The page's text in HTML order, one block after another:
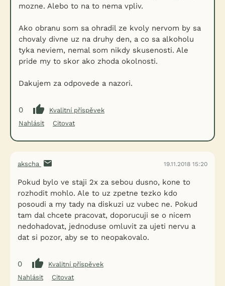
mozne. Alebo to na to nema vpliv.
Ako obranu som sa ohradil ze kvoly nervom by sa
chovaly divne uz na druhy den, a co sa alkoholu
tyka neviem, nemal som nikdy skusenosti. Ale
pride my to skor ako zhoda okolnosti.
Dakujem za odpovede a nazori.
0
Kvalitní příspěvek
Nahlásit
Citovat
akscha 19.11.2018 15:20
Pokud bylo ve staji 2x za sebou dusno, kone to
rozhodit mohlo. Ale to uz zpetne tezko kdo
posoudi a my tady na diskuzi uz vubec ne. Pokud
tam dal chcete pracovat, doporucuji se o nicem
nedohadovat, jednoduse omluvit za ujeti nervu a
dat si pozor, aby se to neopakovalo.
0
Kvalitní příspěvek
Nahlásit
Citovat